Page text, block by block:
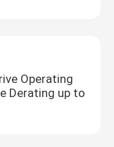
Operating
Derating up to